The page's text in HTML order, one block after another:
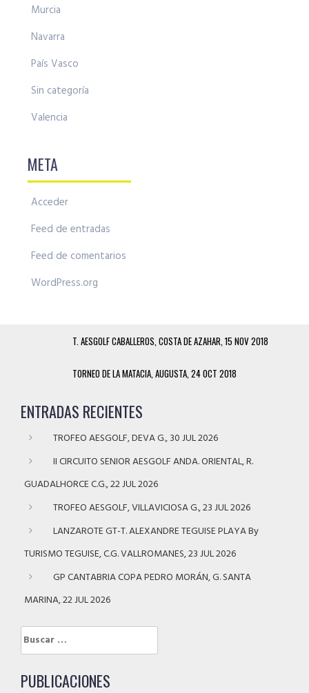
Murcia
Navarra
País Vasco
Sin categoría
Valencia
META
Acceder
Feed de entradas
Feed de comentarios
WordPress.org
T. AESGOLF CABALLEROS, COSTA DE AZAHAR, 15 NOV 2018
TORNEO DE LA MATACIA, AUGUSTA, 24 OCT 2018
ENTRADAS RECIENTES
TROFEO AESGOLF, DEVA G., 30 JUL 2026
II CIRCUITO SENIOR AESGOLF ANDA. ORIENTAL, R.
GUADALHORCE C.G., 22 JUL 2026
TROFEO AESGOLF, VILLAVICIOSA G., 23 JUL 2026
LANZAROTE GT-T. ALEXANDRE TEGUISE PLAYA By
TURISMO TEGUISE, C.G. VALLROMANES, 23 JUL 2026
GP CANTABRIA COPA PEDRO MORÁN, G. SANTA
MARINA, 22 JUL 2026
Buscar:
PUBLICACIONES